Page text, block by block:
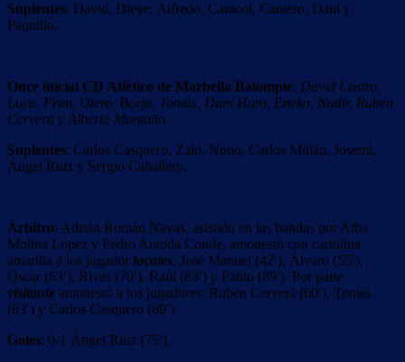
Suplentes: David, Dieye, Alfredo, Caracol, Cantero, Dani y
Paquillo.
Once inicial CD Atlético de Marbella Balompié: David Castro,
Luca, Fran, Otero, Borja, Tomás, Dani Haro, Eneko, Nadir, Rubén
Cervera y Alberto Montaño.
Suplentes: Carlos Casquero, Zaki, Nono, Carlos Millán, Josemi,
Ángel Ruiz y Sergio Caballero.
Árbitro: Adrián Román Navas, asistido en las bandas por Alba
Molina López y Pedro Aranda Conde, amonestó con cartulina
amarilla a los jugador locales: José Manuel (42′), Álvaro (55′),
Óscar (63′), Rivas (70′), Raúl (83′) y Pablo (89′). Por parte
visitante amonestó a los jugadores: Rubén Cervera (60′), Tomás
(83′) y Carlos Casquero (89′).
Goles: 0-1 Ángel Ruiz (75′).